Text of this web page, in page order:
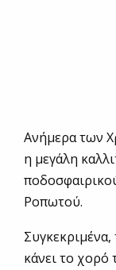
Ανήμερα των
η μεγάλη
Ροπωτού.
κάνει το χορό